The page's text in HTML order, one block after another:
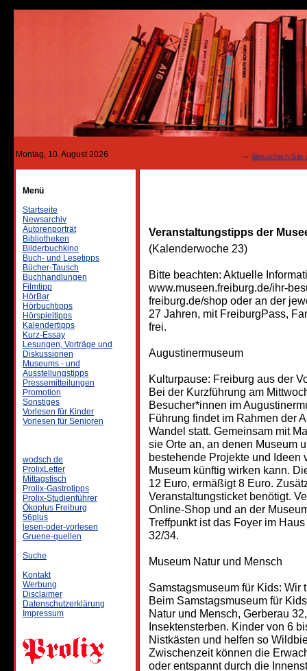
Montag, 10. August 2026 Besuchen Sie
Menü
Startseite
Newsarchiv
Autorenporträt
Bibliotheken
Bilderbuchkino
Buch- und Lesetipps
Bücher-Tausch
Buchhandlungen
Filmtipp
HörBar
Hörbuchtipps
Hörspieltipps
Kalendertipps
Kurz-Essay
Lesungen, Vorträge und
Diskussionen
Museums - und
Ausstellungstipps
Pressemitteilungen
Promotion
Sonstiges
Vorlesen für Kinder
Vorlesen für Senioren
wodsch.de
ProlixLetter
Mittagstisch
Prolix-Gastrotipps
Prolix-Studienführer
Ökoplus Freiburg
56plus
lesen-oder-vorlesen
Gruene-quellen
Suche
Kontakt
Werbung
Disclaimer
Datenschutzerklärung
Impressum
Veranstaltungstipps der
(Kalenderwoche 23)
Bitte beachten: Aktuelle
www.museen.freiburg.de/ihr-
freiburg.de/shop oder an der
27 Jahren, mit FreiburgPass,
frei.
Augustinermuseum
Kulturpause: Freiburg aus der
Bei der Kurzführung am
Besucher*innen im
Führung findet im Rahmen der
Wandel statt. Gemeinsam mit
sie Orte an, an denen Museum
bestehende Projekte und Ideen
Museum künftig wirken kann.
12 Euro, ermäßigt 8 Euro.
Veranstaltungsticket benötigt.
Online-Shop und an der
Treffpunkt ist das Foyer im
32/34.
Museum Natur und Mensch
Samstagsmuseum für Kids: Wir
Beim Samstagsmuseum für
Natur und Mensch, Gerberau
Insektensterben. Kinder von 6
Nistkästen und helfen so
Zwischenzeit können die
oder entspannt durch die